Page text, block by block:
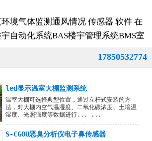
境气体监测通风情况 传感器 软件 在
自动化系统BAS楼宇管理系统BMS室
体监测
17850532774
led显示温室大棚监测系统
温室大棚可选择典型位置，通过立杆式安装的方
法，对大棚内空气温湿度、二氧化碳浓度、土壤温
湿度、光照强度等数据进行... ...
S-CGOU恶臭分析仪电子鼻传感器